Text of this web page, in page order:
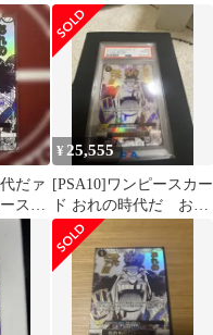
sp
ラレル】【OP09-096】
だァ
スカ
し
¥ 25,555
[PSA10]ワンピースカー
ド おれの時代だ おれ
の時代ぁ 俺の時代だ
ぁ‼︎‼︎